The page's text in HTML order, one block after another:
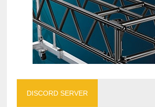
DISCORD SERVER